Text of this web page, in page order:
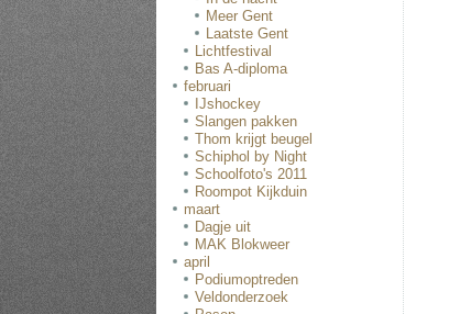
Meer Gent
Laatste Gent
Lichtfestival
Bas A-diploma
februari
IJshockey
Slangen pakken
Thom krijgt beugel
Schiphol by Night
Schoolfoto's 2011
Roompot Kijkduin
maart
Dagje uit
MAK Blokweer
april
Podiumoptreden
Veldonderzoek